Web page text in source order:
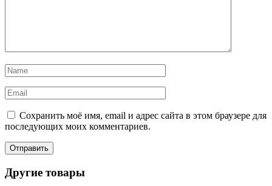
Сохранить моё имя, email и адрес сайта в этом браузере для
последующих моих комментариев.
Другие товары